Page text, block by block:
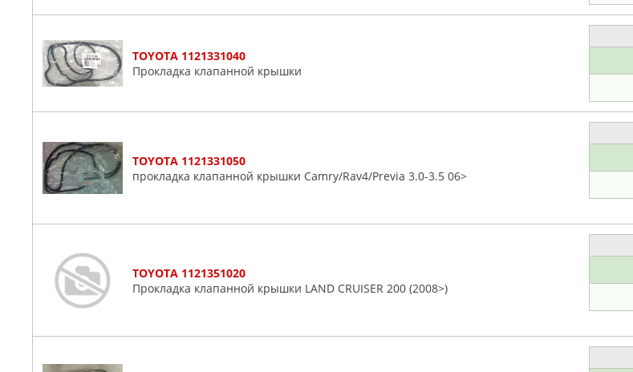
VICTOR REINZ
C-hr
Cami
Carri
Duet
TOYOTA 1121331040
Прокладка клапанной крышки
TOYOTA 1121331050
прокладка клапанной крышки Camry/Rav4/Previa 3.0-3.5 06>
TOYOTA 1121351020
Прокладка клапанной крышки LAND CRUISER 200 (2008>)